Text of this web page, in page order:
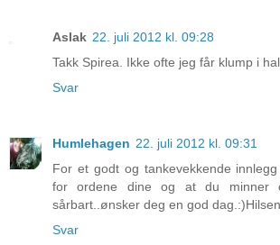
Aslak 22. juli 2012 kl. 09:28
Takk Spirea. Ikke ofte jeg får klump i
Svar
Humlehagen 22. juli 2012 kl. 09:31
For et godt og tankevekkende
for ordene dine og at du
sårbart..ønsker deg en god
Svar